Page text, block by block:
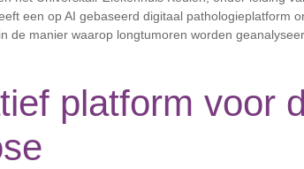
een op AI gebaseerd digitaal pathologieplatform
de manier waarop longtumoren worden
platform voor